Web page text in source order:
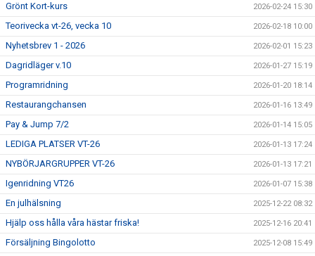
Grönt Kort-kurs 2026-02-24 15:30
Teorivecka vt-26, vecka 10 2026-02-18 10:00
Nyhetsbrev 1 - 2026 2026-02-01 15:23
Dagridläger v.10 2026-01-27 15:19
Programridning 2026-01-20 18:14
Restaurangchansen 2026-01-16 13:49
Pay & Jump 7/2 2026-01-14 15:05
LEDIGA PLATSER VT-26 2026-01-13 17:24
NYBÖRJARGRUPPER VT-26 2026-01-13 17:21
Igenridning VT26 2026-01-07 15:38
En julhälsning 2025-12-22 08:32
Hjälp oss hålla våra hästar friska! 2025-12-16 20:41
Försäljning Bingolotto 2025-12-08 15:49